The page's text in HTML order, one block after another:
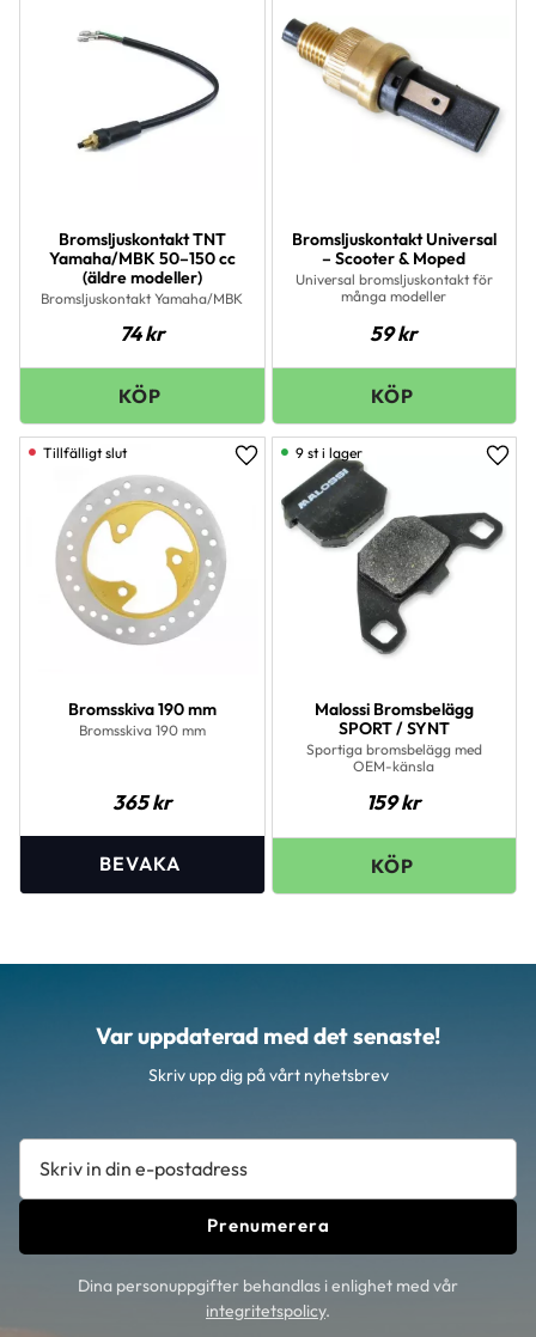
Bromsljuskontakt TNT
Yamaha/MBK 50–150 cc
(äldre modeller)
Bromsljuskontakt Yamaha/MBK
74kr
Bromsljuskontakt Universal
– Scooter & Moped
Universal bromsljuskontakt för
många modeller
59kr
Bromsskiva 190 mm
Bromsskiva 190 mm
365kr
Lägg till i favoriter
Malossi Bromsbelägg
SPORT / SYNT
Sportiga bromsbelägg med
OEM-känsla
159kr
9 st i lager
Var uppdaterad med det senaste!
Skriv upp dig på vårt nyhetsbrev
Prenumerera
Dina personuppgifter behandlas i enlighet med vår
integritetspolicy.